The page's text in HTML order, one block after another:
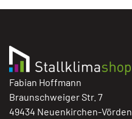
Fabian Hoffmann
Braunschweiger Str. 7
49434 Neuenkirchen-Vörden